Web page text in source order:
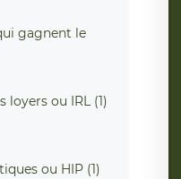
gagnent le
loyers ou IRL (1)
ou HIP (1)